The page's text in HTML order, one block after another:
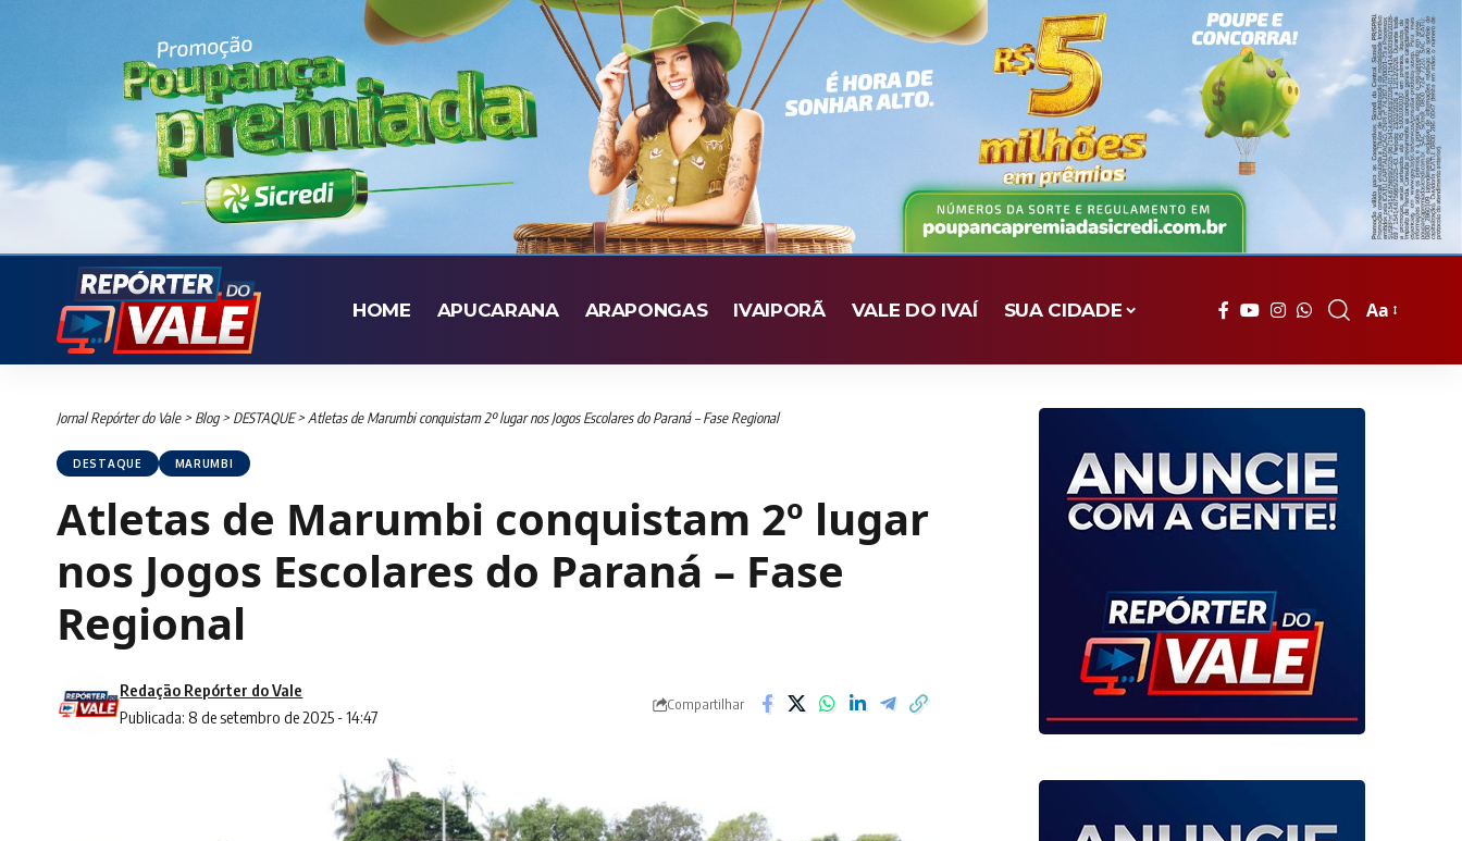
HOME APUCARANA ARAPONGAS IVAIPORÃ VALE DO IVAÍ SUA CIDADE
Font
Aa
Jornal Repórter do Vale> Blog> DESTAQUE> Atletas de Marumbi conquistam 2º lugar nos Jogos Escolares do Paraná – Fase Regional
DESTAQUE MARUMBI
Atletas de Marumbi conquistam 2º lugar
nos Jogos Escolares do Paraná – Fase
Regional
Publicada: 8 de setembro de 2025 - 14:47
Redação Repórter do Vale
Compartilhar